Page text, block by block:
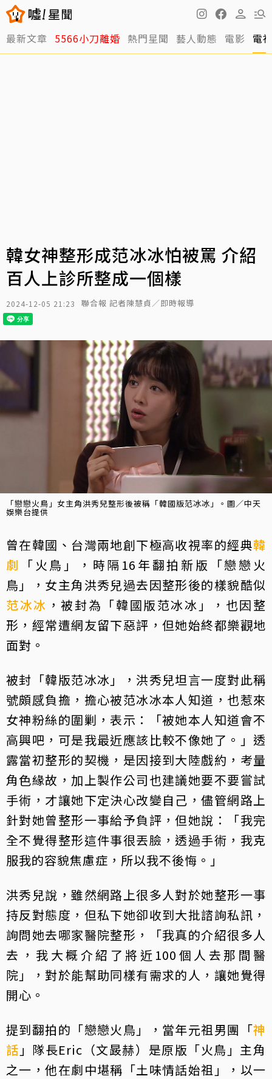
最新文章 5566小刀離婚 熱門星聞 藝人動態 電影 電
韓女神整形成范冰冰怕被罵 介紹
百人上診所整成一個樣
2024-12-05 21:23 聯合報 記者陳慧貞／即時報導
「戀戀火鳥」女主角洪秀兒整形後被稱「韓國版范冰冰」。圖／中天
娛樂台提供
曾在韓國、台灣兩地創下極高收視率的經典韓
劇
「火鳥」，時隔16年翻拍新版「戀戀火
鳥」，女主角洪秀兒過去因整形後的樣貌酷似
范冰冰 ，被封為「韓國版范冰冰」，也因整
形，經常遭網友留下惡評，但她始終都樂觀地
面對。
被封「韓版范冰冰」，洪秀兒坦言一度對此稱
號頗感負擔，擔心被范冰冰本人知道，也惹來
女神粉絲的圍剿，表示：「被她本人知道會不
高興吧，可是我最近應該比較不像她了。」透
露當初整形的契機，是因接到大陸戲約，考量
角色緣故，加上製作公司也建議她要不要嘗試
手術，才讓她下定決心改變自己，儘管網路上
針對她曾整形一事給予負評，但她說：「我完
全不覺得整形這件事很丟臉，透過手術，我克
服我的容貌焦慮症，所以我不後悔。」
洪秀兒說，雖然網路上很多人對於她整形一事
持反對態度，但私下她卻收到大批諮詢私訊，
詢問她去哪家醫院整形，「我真的介紹很多人
去，我大概介紹了將近100個人去那間醫
院」，對於能幫助同樣有需求的人，讓她覺得
開心。
提到翻拍的「戀戀火鳥」，當年元祖男團「神
話 」隊長Eric（文晸赫）是原版「火鳥」主角
之一，他在劇中堪稱「土味情話始祖」，以一